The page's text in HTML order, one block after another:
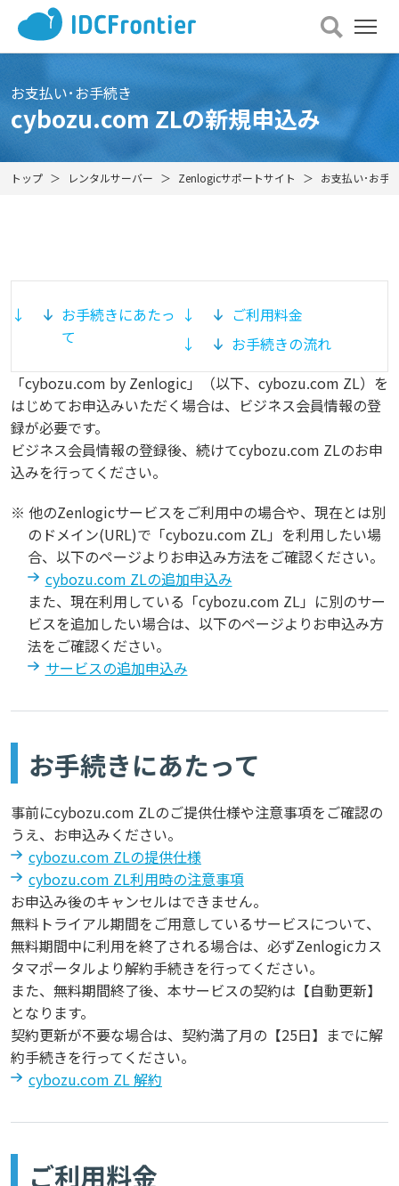
メ
ニュー
を
お支払い･お手続き
cybozu.com ZLの新規申込み
トップ レンタルサーバー Zenlogicサポートサイト お支払い･お手
お手続きにあたっ
て
ご利用料金
お手続きの流れ
「cybozu.com by Zenlogic」（以下、cybozu.com ZL）を
はじめてお申込みいただく場合は、ビジネス会員情報の登
録が必要です。
ビジネス会員情報の登録後、続けてcybozu.com ZLのお申
込みを行ってください。
※ 他のZenlogicサービスをご利用中の場合や、現在とは別
のドメイン(URL)で「cybozu.com ZL」を利用したい場
合、以下のページよりお申込み方法をご確認ください。
cybozu.com ZLの追加申込み
また、現在利用している「cybozu.com ZL」に別のサー
ビスを追加したい場合は、以下のページよりお申込み方
法をご確認ください。
サービスの追加申込み
お手続きにあたって
事前にcybozu.com ZLのご提供仕様や注意事項をご確認の
うえ、お申込みください。
cybozu.com ZLの提供仕様
cybozu.com ZL利用時の注意事項
お申込み後のキャンセルはできません。
無料トライアル期間をご用意しているサービスについて、
無料期間中に利用を終了される場合は、必ずZenlogicカス
タマポータルより解約手続きを行ってください。
また、無料期間終了後、本サービスの契約は【自動更新】
となります。
契約更新が不要な場合は、契約満了月の【25日】までに解
約手続きを行ってください。
cybozu.com ZL 解約
ご利用料金